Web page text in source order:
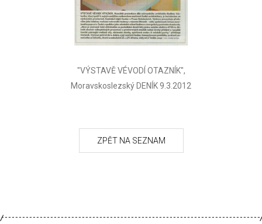
"VÝSTAVĚ VÉVODÍ OTAZNÍK",
Moravskoslezský DENÍK 9.3.2012